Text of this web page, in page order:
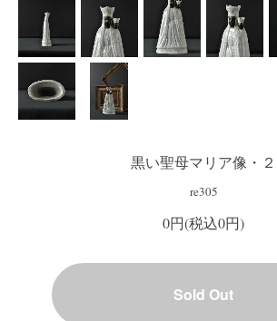
黒い聖母マリア像・２
re305
0円(税込0円)
Sold Out